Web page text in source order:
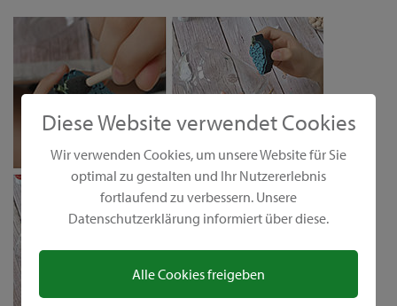
Diese Website verwendet Cookies
Wir verwenden Cookies, um unsere Website für Sie
optimal zu gestalten und Ihr Nutzererlebnis
fortlaufend zu verbessern. Unsere
Datenschutzerklärung informiert über diese.
Alle Cookies freigeben